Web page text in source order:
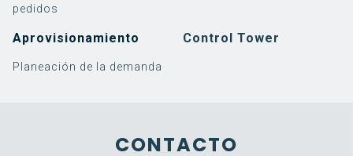
pedidos
Aprovisionamiento
Planeación de la demanda
Control Tower
Cloud Services
CONTACTO